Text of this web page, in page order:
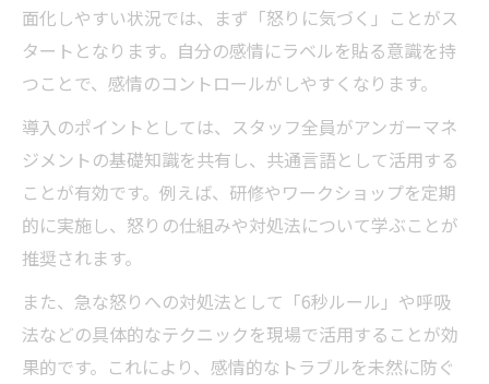
面化しやすい状況では、まず「怒りに気づく」ことがス
タートとなります。自分の感情にラベルを貼る意識を持
つことで、感情のコントロールがしやすくなります。
導入のポイントとしては、スタッフ全員がアンガーマネ
ジメントの基礎知識を共有し、共通言語として活用する
ことが有効です。例えば、研修やワークショップを定期
的に実施し、怒りの仕組みや対処法について学ぶことが
推奨されます。
また、急な怒りへの対処法として「6秒ルール」や呼吸
法などの具体的なテクニックを現場で活用することが効
果的です。これにより、感情的なトラブルを未然に防ぐ